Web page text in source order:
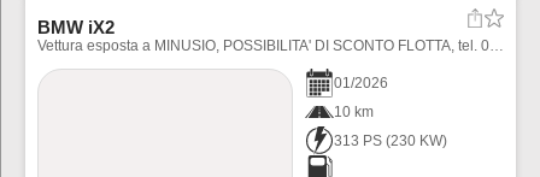
BMW iX2
Vettura esposta a MINUSIO, POSSIBILITA' DI SCONTO FLOTTA, tel. 091 735 89 31 - TASSO LEASING DA 0.9%
01/2026
10 km
313 PS (230 KW)